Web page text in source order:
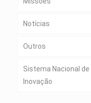
Notícias
Outros
Sistema Nacional de
Inovação